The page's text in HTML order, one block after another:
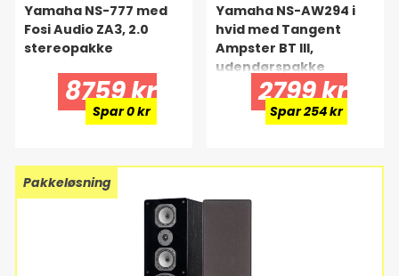
Yamaha NS-777 med
Fosi Audio ZA3, 2.0
stereopakke
8759 kr
Spar 0 kr
Yamaha NS-AW294 i
hvid med Tangent
Ampster BT III,
udendørspakke
2799 kr
Spar 254 kr
Pakkeløsning